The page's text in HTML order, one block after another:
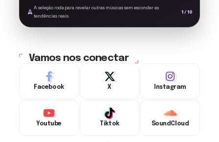
middle; width:
alt='Novo'>
A seleção roda para revelar outras músicas sem esconder as
tendências reais.
1 / 10
Vamos nos conectar
Facebook X Instagram
Youtube Tiktok SoundCloud